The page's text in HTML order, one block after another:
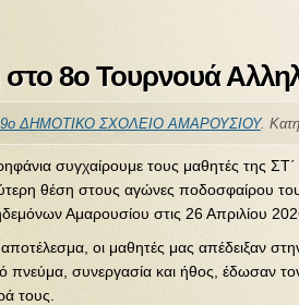
8ο Τουρνουά
9ο ΔΗΜΟΤΙΚΟ ΣΧΟΛΕΙΟ ΑΜΑΡΟΥΣΙΟΥ.
συγχαίρουμε τους μαθητές της
θέση στους αγώνες ποδοσφαίρου
Αμαρουσίου στις 26 Απριλίου
οι μαθητές μας απέδειξαν
πνεύμα, συνεργασία και ήθος, έδωσαν
τους.